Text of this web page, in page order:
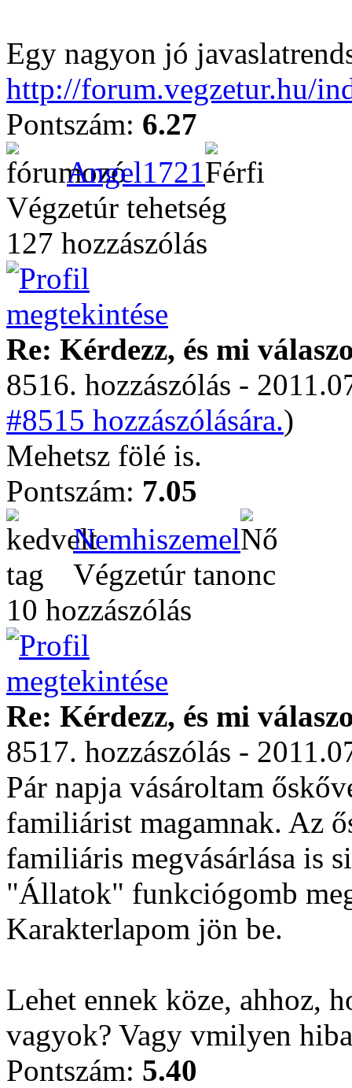
Egy nagyon jó
http://forum.vegzetur.hu/
Pontszám: 6.27
Angel1721
Végzetúr tehetség
127 hozzászólás
Re: Kérdezz, és mi
8516. hozzászólás -
#8515 hozzászólására.)
Mehetsz fölé is.
Pontszám: 7.05
Nemhiszemel
Végzetúr tanonc
10 hozzászólás
Re: Kérdezz, és mi
8517. hozzászólás -
Pár napja vásároltam
familiárist magamnak. Az
familiáris megvásárlása is
"Állatok" funkciógomb
Karakterlapom jön be.
Lehet ennek köze, ahhoz,
vagyok? Vagy vmilyen
Pontszám: 5.40